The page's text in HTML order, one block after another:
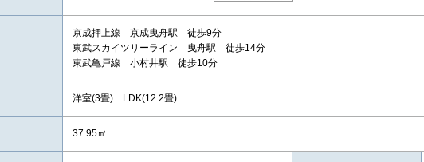
京成押上線 京成曳舟駅 徒歩9分
東武スカイツリーライン 曳舟駅 徒歩14分
東武亀戸線 小村井駅 徒歩10分
洋室(3畳) LDK(12.2畳)
37.95㎡